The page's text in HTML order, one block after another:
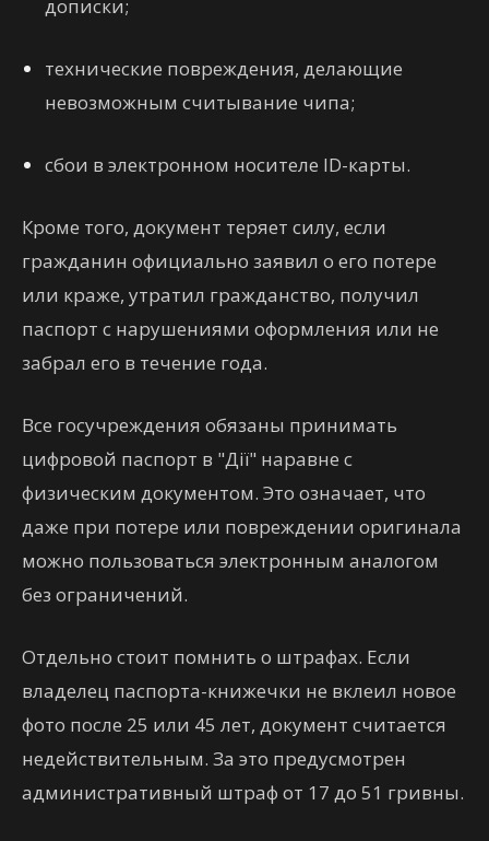
дописки;
технические повреждения, делающие
невозможным считывание чипа;
сбои в электронном носителе ID-карты.
Кроме того, документ теряет силу, если
гражданин официально заявил о его потере
или краже, утратил гражданство, получил
паспорт с нарушениями оформления или не
забрал его в течение года.
Все госучреждения обязаны принимать
цифровой паспорт в "Дії" наравне с
физическим документом. Это означает, что
даже при потере или повреждении оригинала
можно пользоваться электронным аналогом
без ограничений.
Отдельно стоит помнить о штрафах. Если
владелец паспорта-книжечки не вклеил новое
фото после 25 или 45 лет, документ считается
недействительным. За это предусмотрен
административный штраф от 17 до 51 гривны.